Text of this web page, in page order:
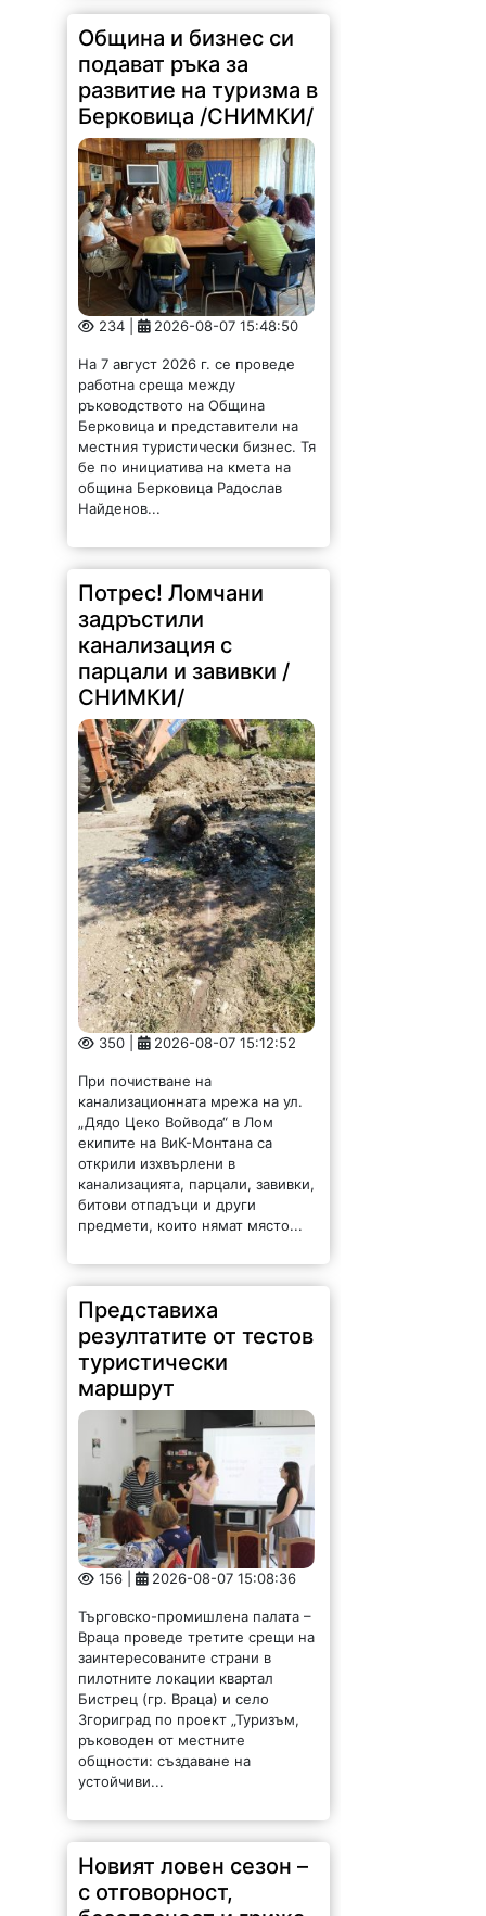
Община и бизнес си
подават ръка за
развитие на туризма в
Берковица /СНИМКИ/
234 | 2026-08-07 15:48:50
На 7 август 2026 г. се проведе
работна среща между
ръководството на Община
Берковица и представители на
местния туристически бизнес. Тя
бе по инициатива на кмета на
община Берковица Радослав
Найденов...
Потрес! Ломчани
задръстили
канализация с
парцали и завивки /
СНИМКИ/
350 | 2026-08-07 15:12:52
При почистване на
канализационната мрежа на ул.
„Дядо Цеко Войвода“ в Лом
екипите на ВиК-Монтана са
открили изхвърлени в
канализацията, парцали, завивки,
битови отпадъци и други
предмети, които нямат място...
Представиха
резултатите от тестов
туристически
маршрут
156 | 2026-08-07 15:08:36
Търговско-промишлена палата –
Враца проведе третите срещи на
заинтересованите страни в
пилотните локации квартал
Бистрец (гр. Враца) и село
Згориград по проект „Туризъм,
ръководен от местните
общности: създаване на
устойчиви...
Новият ловен сезон –
с отговорност,